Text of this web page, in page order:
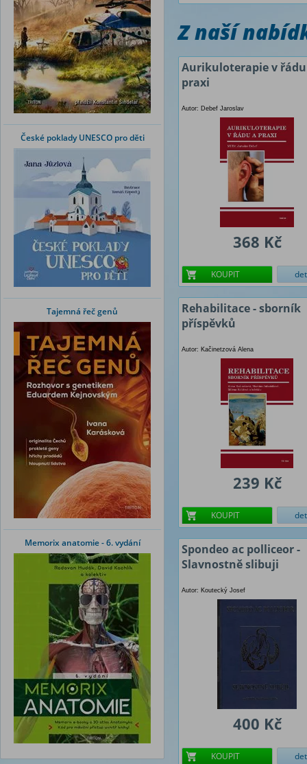
České poklady UNESCO pro děti
Tajemná řeč genů
Memorix anatomie - 6. vydání
Z naší
Aurikuloterapie v
praxi
Autor: Debef Jaroslav
368 Kč
KOUPIT
Rehabilitace - sborník
příspěvků
Autor: Kačinetzová Alena
239 Kč
KOUPIT
Spondeo ac polliceor -
Slavnostně slibuji
Autor: Koutecký Josef
400 Kč
KOUPIT